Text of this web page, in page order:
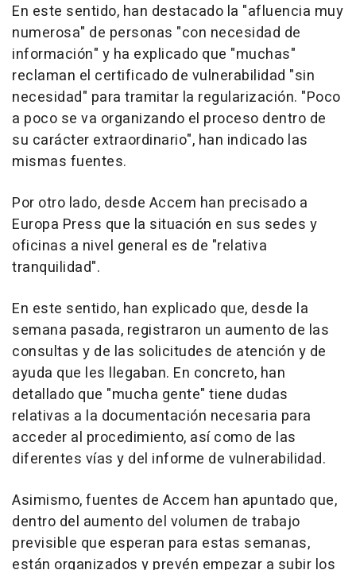
En este sentido, han destacado la "afluencia muy
numerosa" de personas "con necesidad de
información" y ha explicado que "muchas"
reclaman el certificado de vulnerabilidad "sin
necesidad" para tramitar la regularización. "Poco
a poco se va organizando el proceso dentro de
su carácter extraordinario", han indicado las
mismas fuentes.
Por otro lado, desde Accem han precisado a
Europa Press que la situación en sus sedes y
oficinas a nivel general es de "relativa
tranquilidad".
En este sentido, han explicado que, desde la
semana pasada, registraron un aumento de las
consultas y de las solicitudes de atención y de
ayuda que les llegaban. En concreto, han
detallado que "mucha gente" tiene dudas
relativas a la documentación necesaria para
acceder al procedimiento, así como de las
diferentes vías y del informe de vulnerabilidad.
Asimismo, fuentes de Accem han apuntado que,
dentro del aumento del volumen de trabajo
previsible que esperan para estas semanas,
están organizados y prevén empezar a subir los